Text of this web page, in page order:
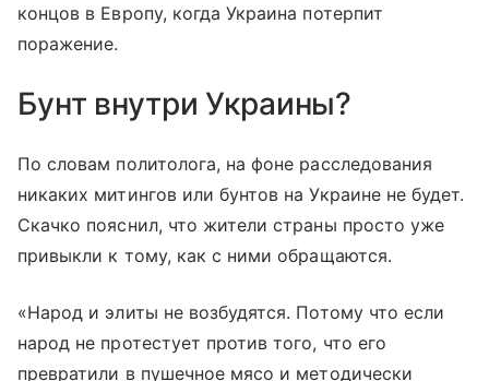
концов в Европу, когда Украина потерпит
поражение.
Бунт внутри Украины?
По словам политолога, на фоне расследования
никаких митингов или бунтов на Украине не будет.
Скачко пояснил, что жители страны просто уже
привыкли к тому, как с ними обращаются.
«Народ и элиты не возбудятся. Потому что если
народ не протестует против того, что его
превратили в пушечное мясо и методически